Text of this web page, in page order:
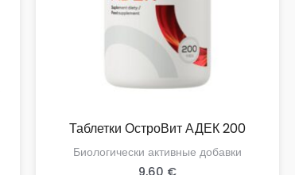
Таблетки ОстроВит АДЕК 200
Биологически активные добавки